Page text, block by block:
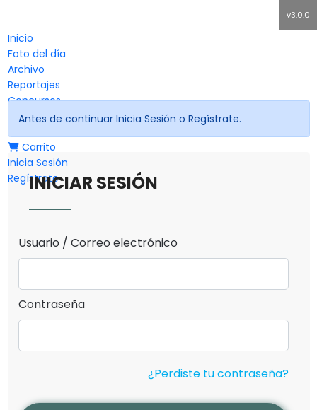
Inicio
Foto del día
Archivo
Reportajes
Concursos
Revista
Carrito
Inicia Sesión
Regístrate
v3.0.0
Antes de continuar Inicia Sesión o Regístrate.
INICIAR SESIÓN
Usuario / Correo electrónico
Contraseña
¿Perdiste tu contraseña?